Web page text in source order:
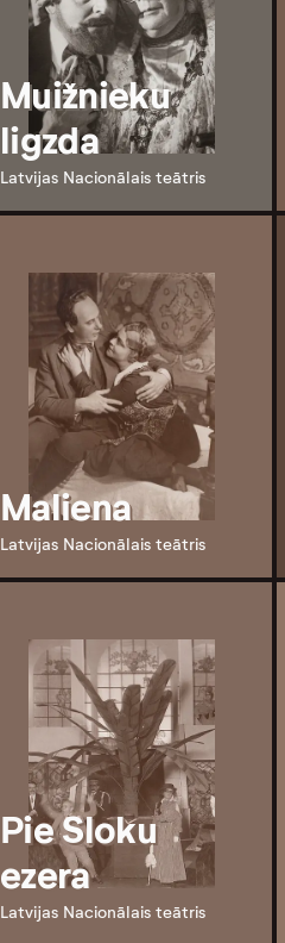
Muižnieku
ligzda
Latvijas Nacionālais teātris
Maliena
Latvijas Nacionālais teātris
Pie Sloku
ezera
Latvijas Nacionālais teātris